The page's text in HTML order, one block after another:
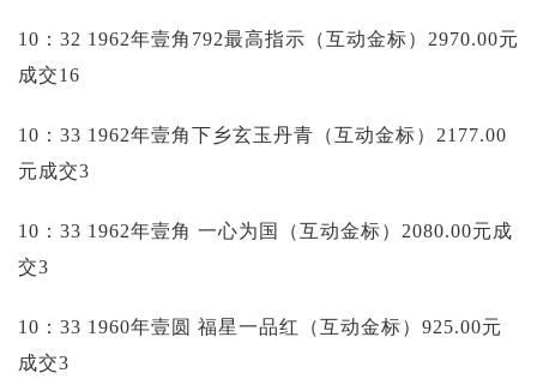
10：32 1962年壹角792最高指示（互动金标）2970.00元
成交16
10：33 1962年壹角下乡玄玉丹青（互动金标）2177.00
元成交3
10：33 1962年壹角 一心为国（互动金标）2080.00元成
交3
10：33 1960年壹圆 福星一品红（互动金标）925.00元
成交3